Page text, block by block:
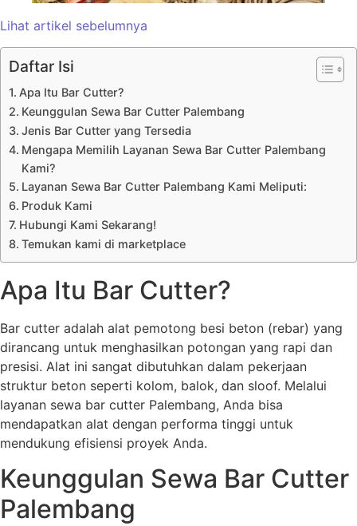
Lihat artikel sebelumnya
Daftar Isi
Apa Itu Bar Cutter?
Keunggulan Sewa Bar Cutter Palembang
Jenis Bar Cutter yang Tersedia
Mengapa Memilih Layanan Sewa Bar Cutter Palembang
Kami?
Layanan Sewa Bar Cutter Palembang Kami Meliputi:
Produk Kami
Hubungi Kami Sekarang!
Temukan kami di marketplace
Apa Itu Bar Cutter?
Bar cutter adalah alat pemotong besi beton (rebar) yang
dirancang untuk menghasilkan potongan yang rapi dan
presisi. Alat ini sangat dibutuhkan dalam pekerjaan
struktur beton seperti kolom, balok, dan sloof. Melalui
layanan sewa bar cutter Palembang, Anda bisa
mendapatkan alat dengan performa tinggi untuk
mendukung efisiensi proyek Anda.
Keunggulan Sewa Bar Cutter
Palembang